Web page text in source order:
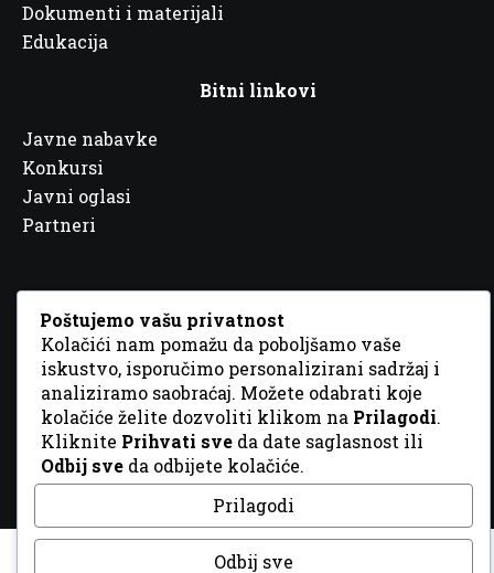
Dokumenti i materijali
Edukacija
Bitni linkovi
Javne nabavke
Konkursi
Javni oglasi
Partneri
© 2026 Sva prava zadržana. DizajnGordonDM
Poštujemo vašu privatnost
Kolačići nam pomažu da poboljšamo vaše
iskustvo, isporučimo personalizirani sadržaj i
analiziramo saobraćaj. Možete odabrati koje
kolačiće želite dozvoliti klikom na Prilagodi.
Kliknite Prihvati sve da date saglasnost ili
Odbij sve da odbijete kolačiće.
Prilagodi
Odbij sve